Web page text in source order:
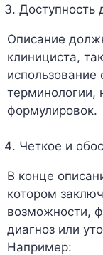
Доступность
Описание
клинициста,
терминологии,
формулировок.
Четкое и
В конце
котором
возможности,
диагноз или
Например: